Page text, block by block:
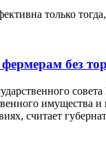
только
без
имущества
считает